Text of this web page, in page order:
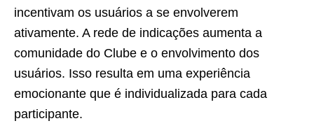
incentivam os usuários a se envolverem
ativamente. A rede de indicações aumenta a
comunidade do Clube e o envolvimento dos
usuários. Isso resulta em uma experiência
emocionante que é individualizada para cada
participante.